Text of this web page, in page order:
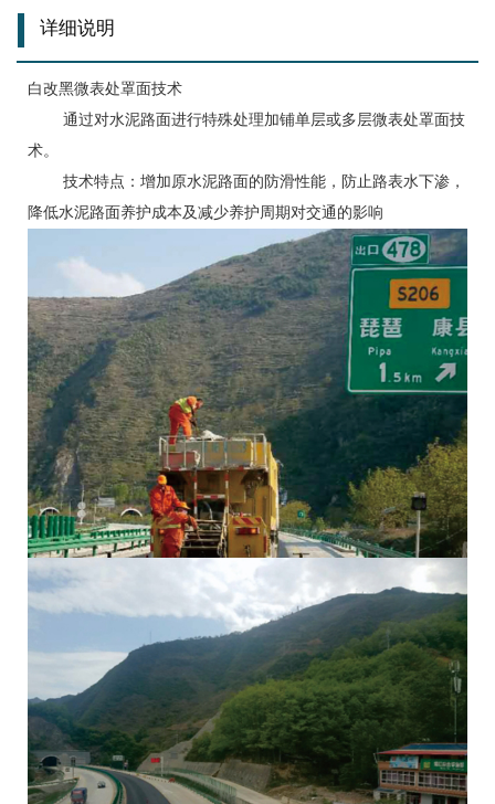
详细说明
白改黑微表处罩面技术
通过对水泥路面进行特殊处理加铺单层或多层微表处罩面技
术。
技术特点：增加原水泥路面的防滑性能，防止路表水下渗，
降低水泥路面养护成本及减少养护周期对交通的影响